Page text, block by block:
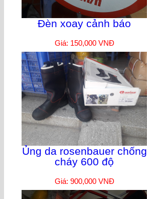
Đèn xoay cảnh báo
Giá: 150,000 VNĐ
Ủng da rosenbauer chống
cháy 600 độ
Giá: 900,000 VNĐ